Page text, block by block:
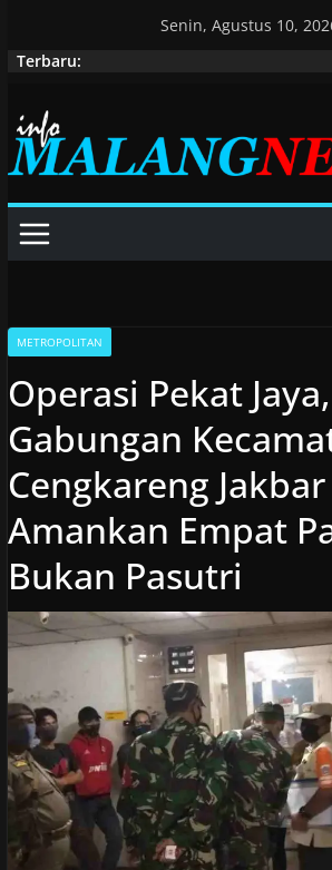
Senin, Agustus 10,
Terbaru:
METROPOLITAN
Operasi Pekat
Gabungan
Cengkareng Jakbar
Amankan Empat
Bukan Pasutri